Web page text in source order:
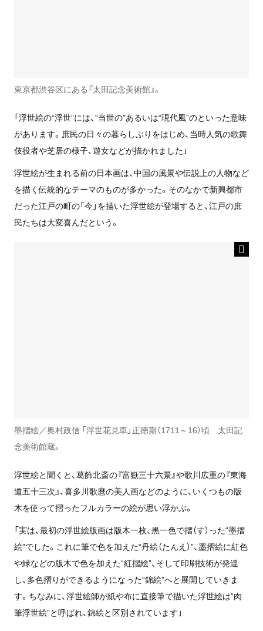
東京都渋谷区にある『太田記念美術館』。
「浮世絵の“浮世”には、“当世の”あるいは“現代風”のといった意味
があります。庶民の日々の暮らしぶりをはじめ、当時人気の歌舞
伎役者や芝居の様子、遊女などが描かれました」
浮世絵が生まれる前の日本画は、中国の風景や伝説上の人物など
を描く伝統的なテーマのものが多かった。そのなかで新興都市
だった江戸の町の「今」を描いた浮世絵が登場すると、江戸の庶
民たちは大変喜んだという。
墨摺絵／奥村政信 「浮世花見車」正徳期（1711～16）頃 太田記
念美術館蔵。
浮世絵と聞くと、葛飾北斎の『富嶽三十六景』や歌川広重の『東海
道五十三次』、喜多川歌麿の美人画などのように、いくつもの版
木を使って摺ったフルカラーの絵が思い浮かぶ。
「実は、最初の浮世絵版画は版木一枚、黒一色で摺（す）った“墨摺
絵”でした。これに筆で色を加えた“丹絵（たんえ）”、墨摺絵に紅色
や緑などの版木で色を加えた“紅摺絵”、そして印刷技術が発達
し、多色摺りができるようになった“錦絵”へと展開していきま
す。ちなみに、浮世絵師が紙や布に直接筆で描いた浮世絵は“肉
筆浮世絵”と呼ばれ、錦絵と区別されています」